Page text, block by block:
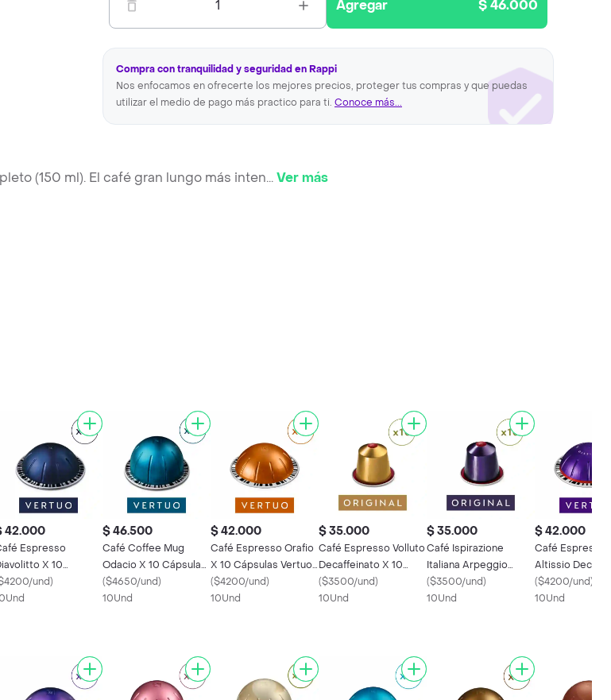
1 Agregar $ 46.000
Compra con tranquilidad y seguridad en Rappi
Nos enfocamos en ofrecerte los mejores precios, proteger tus compras y que puedas
utilizar el medio de pago más practico para ti. Conoce más...
(150 ml). El café gran lungo más inten...Ver más
42.000
Espresso
X 10
Vertuo
und)
$ 46.500
Café Coffee Mug
Odacio X 10 Cápsulas
Vertuo Nespresso
($4650/und)
10Und
$ 42.000
Café Espresso Orafio
X 10 Cápsulas Vertuo
Nespresso
($4200/und)
10Und
$ 35.000
Café Espresso Volluto
Decaffeinato X 10
Cápsulas Original
Nespresso
($3500/und)
10Und
$ 35.000
Café Ispirazione
Italiana Arpeggio
Decaffeinato X 10
Cápsulas Original
($3500/und)
10Und
$ 42.000
Café Espresso
Altissio
X 10 Cápsulas
Nespresso
($4200/und)
10Und